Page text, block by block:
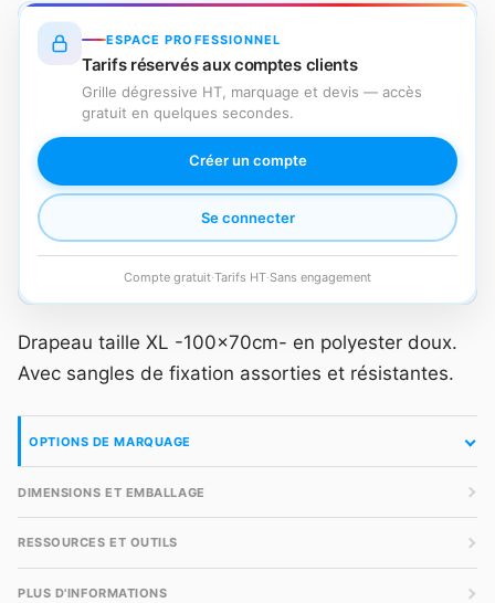
ESPACE PROFESSIONNEL
Tarifs réservés aux comptes clients
Grille dégressive HT, marquage et devis — accès
gratuit en quelques secondes.
Créer un compte
Se connecter
Compte gratuit·Tarifs HT·Sans engagement
Drapeau taille XL -100x70cm- en polyester doux.
Avec sangles de fixation assorties et résistantes.
OPTIONS DE MARQUAGE
DIMENSIONS ET EMBALLAGE
RESSOURCES ET OUTILS
PLUS D'INFORMATIONS